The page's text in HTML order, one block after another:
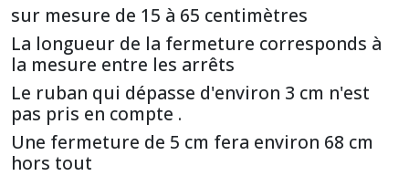
sur mesure de 15 à 65 centimètres
La longueur de la fermeture corresponds à
la mesure entre les arrêts
Le ruban qui dépasse d'environ 3 cm n'est
pas pris en compte .
Une fermeture de 5 cm fera environ 68 cm
hors tout